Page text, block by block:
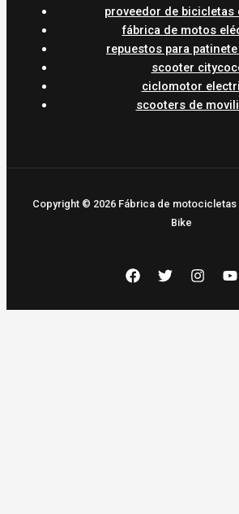
proveedor de bicicletas
fábrica de motos
repuestos para
scooter
ciclomotor
scooters de
Copyright © 2026 Fábrica de
Bike